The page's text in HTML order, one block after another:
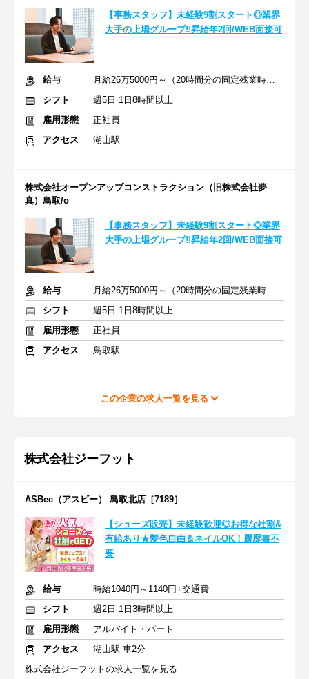
【事務スタッフ】未経験9割スタート◎業界
大手の上場グループ!!昇給年2回/WEB面接可
給与
月給26万5000円～（20時間分の固定残業時間代を含む）
シフト
週5日 1日8時間以上
雇用形態
正社員
アクセス
湖山駅
株式会社オープンアップコンストラクション（旧株式会社夢
真）鳥取/o
【事務スタッフ】未経験9割スタート◎業界
大手の上場グループ!!昇給年2回/WEB面接可
給与
月給26万5000円～（20時間分の固定残業時間代を含む）
シフト
週5日 1日8時間以上
雇用形態
正社員
アクセス
鳥取駅
この企業の求人一覧を見る
株式会社ジーフット
ASBee（アスビー） 鳥取北店［7189］
【シューズ販売】未経験歓迎◎お得な社割&
有給あり★髪色自由＆ネイルOK！履歴書不
要
給与
時給1040円～1140円+交通費
シフト
週2日 1日3時間以上
雇用形態
アルバイト・パート
アクセス
湖山駅 車2分
株式会社ジーフットの求人一覧を見る